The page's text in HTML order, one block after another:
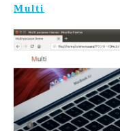
Multi